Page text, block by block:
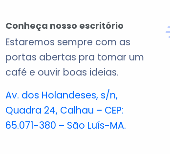
Conheça nosso escritório
Estaremos sempre com as
portas abertas pra tomar um
café e ouvir boas ideias.
Av. dos Holandeses, s/n,
Quadra 24, Calhau – CEP:
65.071-380 – São Luís-MA.